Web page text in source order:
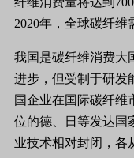
2020年，全球碳纤维
我国是碳纤维消费大
进步，但受制于研发
国企业在国际碳纤维
位的德、日等发达国
业技术相对封闭，各